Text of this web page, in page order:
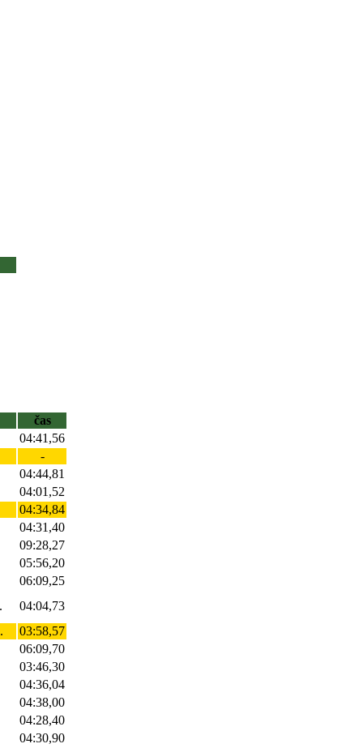
čas
04:41,56
-
04:44,81
04:01,52
04:34,84
04:31,40
09:28,27
05:56,20
06:09,25
04:04,73
03:58,57
06:09,70
03:46,30
04:36,04
04:38,00
04:28,40
04:30,90